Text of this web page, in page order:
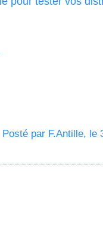
Posté par F.Antille, le